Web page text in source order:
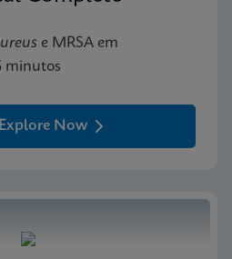
e MRSA em
minutos
Explore Now